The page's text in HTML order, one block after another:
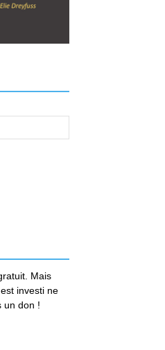
Mais
investi ne
un don !